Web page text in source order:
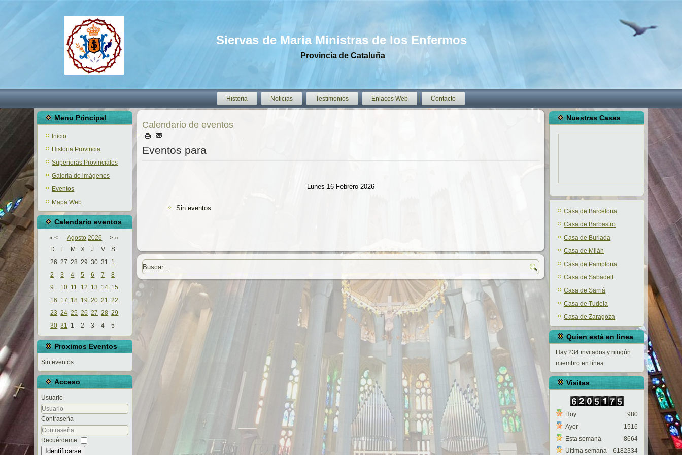
Siervas de Maria Ministras de los Enfermos
Provincia de Cataluña
Historia Noticias Testimonios Enlaces Web Contacto
Menu Principal
Inicio
Historia Provincia
Superioras Provinciales
Galería de imágenes
Eventos
Mapa Web
Calendario eventos
« < Agosto 2026 > »
D
L M X J V
S
26 27 28 29 30 31 1
2
3 4 5 6 7
8
9
10 11 12 13 14 15
16 17 18 19 20 21 22
23 24 25 26 27 28 29
30 31 1 2 3 4 5
Proximos Eventos
Sin eventos
Acceso
Usuario
Contraseña
Recuérdeme
Identificarse
Calendario de eventos
Eventos para
Lunes 16 Febrero 2026
Sin eventos
Nuestras Casas
Casa de Barcelona
Casa de Barbastro
Casa de Burlada
Casa de Milán
Casa de Pamplona
Casa de Sabadell
Casa de Sarriá
Casa de Tudela
Casa de Zaragoza
Quien está en linea
Hay 234 invitados y ningún
miembro en línea
Visitas
Hoy
Ayer
Esta semana
Ultima semana
980
1516
8664
6182334